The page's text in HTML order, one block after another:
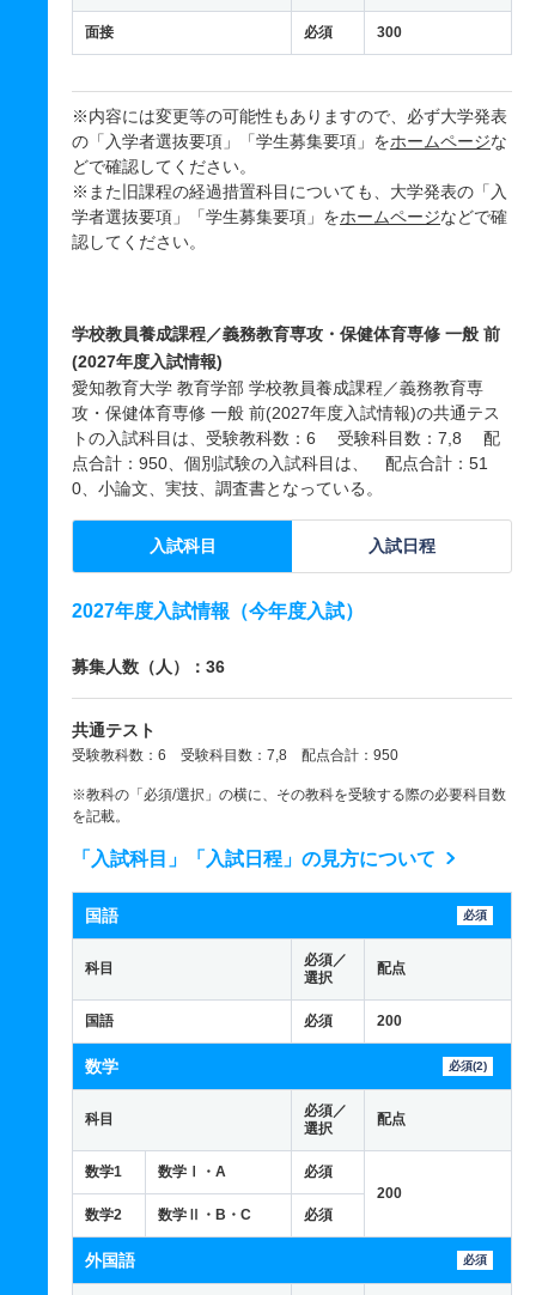
面接 必須 300
※内容には変更等の可能性もありますので、必ず大学発表
の「入学者選抜要項」「学生募集要項」をホームページな
どで確認してください。
※また旧課程の経過措置科目についても、大学発表の「入
学者選抜要項」「学生募集要項」をホームページなどで確
認してください。
学校教員養成課程／義務教育専攻・保健体育専修 一般 前
(2027年度入試情報)
愛知教育大学 教育学部 学校教員養成課程／義務教育専
攻・保健体育専修 一般 前(2027年度入試情報)の共通テス
トの入試科目は、受験教科数：6 受験科目数：7,8 配
点合計：950、個別試験の入試科目は、 配点合計：51
0、小論文、実技、調査書となっている。
入試科目 入試日程
2027年度入試情報（今年度入試）
募集人数（人）：36
共通テスト
受験教科数：6 受験科目数：7,8 配点合計：950
※教科の「必須/選択」の横に、その教科を受験する際の必要科目数
を記載。
「入試科目」「入試日程」の見方について
国語 必須
科目
必須／
選択
配点
国語 必須 200
数学 必須(2)
科目
必須／
選択
配点
数学1 数学Ⅰ・A
必須
200
数学2
数学Ⅱ・B・C 必須
外国語 必須